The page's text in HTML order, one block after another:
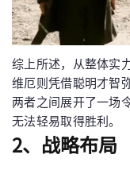
综上所述，从整体实
维厄则凭借聪明才智
两者之间展开了一场
无法轻易取得胜利。
2、战略布局